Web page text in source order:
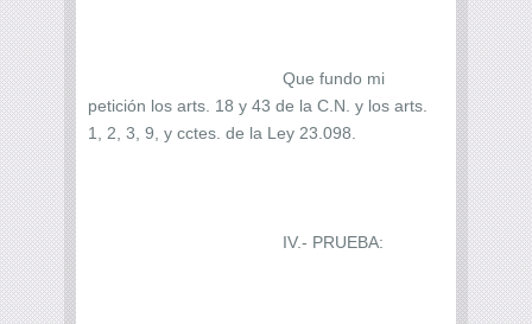
Que fundo mi
petición los arts. 18 y 43 de la C.N. y los arts.
1, 2, 3, 9, y cctes. de la Ley 23.098.
IV.- PRUEBA: